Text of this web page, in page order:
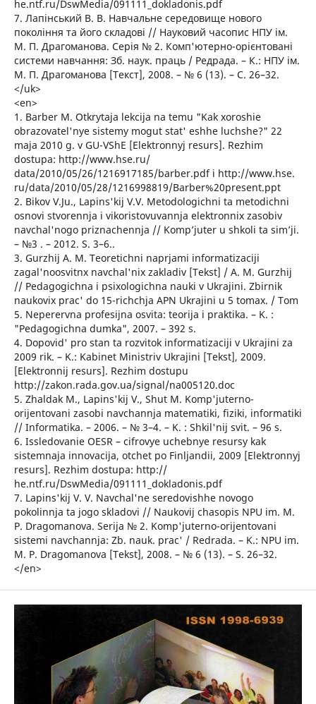
he.ntf.ru/DswMedia/091111_dokladonis.pdf
7. Лапінський В. В. Навчальне середовище нового
покоління та його складові // Науковий часопис НПУ ім.
М. П. Драгоманова. Серія № 2. Комп'ютерно-орієнтовані
системи навчання: Зб. наук. праць / Редрада. – К.: НПУ ім.
М. П. Драгоманова [Текст], 2008. – № 6 (13). – С. 26–32.
</uk>
<en>
1. Barber M. Otkrytaja lekcija na temu "Kak xoroshie
obrazovatel'nye sistemy mogut stat' eshhe luchshe?" 22
maja 2010 g. v GU-VShE [Elektronnyj resurs]. Rezhim
dostupa: http://www.hse.ru/
data/2010/05/26/1216917185/barber.pdf i http://www.hse.
ru/data/2010/05/28/1216998819/Barber%20present.ppt
2. Bikov V.Ju., Lapins'kij V.V. Metodologichni ta metodichni
osnovi stvorennja i vikoristovuvannja elektronnix zasobiv
navchal'nogo priznachennja // Komp’juter u shkoli ta sim’ji.
– №3 . – 2012. S. 3–6..
3. Gurzhij A. M. Teoretichni naprjami informatizaciji
zagal'noosvitnx navchal'nix zakladiv [Tekst] / A. M. Gurzhij
// Pedagogichna i psixologichna nauki v Ukrajini. Zbirnik
naukovix prac' do 15-richchja APN Ukrajini u 5 tomax. / Tom
5. Neperervna profesijna osvita: teorija i praktika. – K. :
"Pedagogichna dumka", 2007. – 392 s.
4. Dopovid' pro stan ta rozvitok informatizaciji v Ukrajini za
2009 rik. – K.: Kabinet Ministriv Ukrajini [Tekst], 2009.
[Elektronnij resurs]. Rezhim dostupu
http://zakon.rada.gov.ua/signal/na005120.doc
5. Zhaldak M., Lapins'kij V., Shut M. Komp'juterno-
orijentovani zasobi navchannja matematiki, fiziki, informatiki
// Informatika. – 2006. – № 3–4. – K. : Shkil'nij svit. – 96 s.
6. Issledovanie OESR – cifrovye uchebnye resursy kak
sistemnaja innovacija, otchet po Finljandii, 2009 [Elektronnyj
resurs]. Rezhim dostupa: http://
he.ntf.ru/DswMedia/091111_dokladonis.pdf
7. Lapins'kij V. V. Navchal'ne seredovishhe novogo
pokolinnja ta jogo skladovi // Naukovij chasopis NPU im. M.
P. Dragomanova. Serija № 2. Komp'juterno-orijentovani
sistemi navchannja: Zb. nauk. prac' / Redrada. – K.: NPU im.
M. P. Dragomanova [Tekst], 2008. – № 6 (13). – S. 26–32.
</en>